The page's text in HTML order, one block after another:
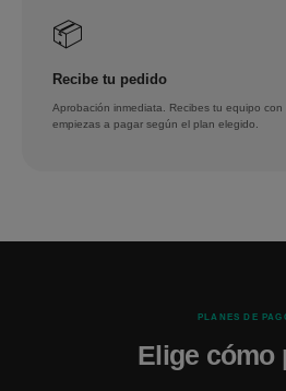
📦
Recibe tu pedido
Aprobación inmediata. Recibes tu equipo
empiezas a pagar según el plan elegido.
PLANES DE
Elige cómo